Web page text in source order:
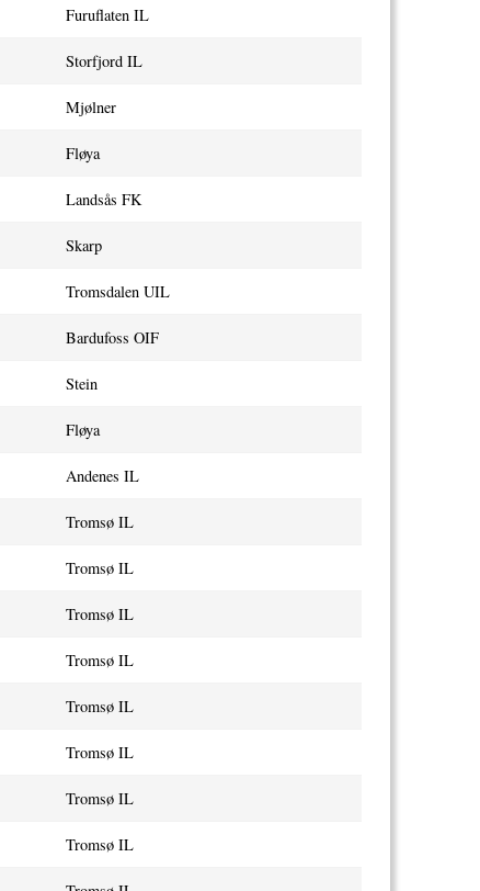
Furuflaten IL
Storfjord IL
Mjølner
Fløya
Landsås FK
Skarp
Tromsdalen UIL
Bardufoss OIF
Stein
Fløya
Andenes IL
Tromsø IL
Tromsø IL
Tromsø IL
Tromsø IL
Tromsø IL
Tromsø IL
Tromsø IL
Tromsø IL